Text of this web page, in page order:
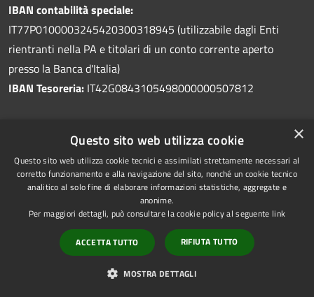
IBAN contabilità speciale:
IT77P0100003245420300318945 (utilizzabile dagli Enti
rientranti nella PA e titolari di un conto corrente aperto
presso la Banca d'Italia)
IBAN Tesoreria: IT42G0843105498000000507812
Prenotazione appuntamento
Segnalazione disservizio
Richiesta di assistenza
×
Questo sito web utilizza cookie
Questo sito web utilizza cookie tecnici e assimilati strettamente necessari al
corretto funzionamento e alla navigazione del sito, nonché un cookie tecnico
analitico al solo fine di elaborare informazioni statistiche, aggregate e
anonime.
Per maggiori dettagli, può consultare la cookie policy al seguente link
ACCETTA TUTTO RIFIUTA TUTTO
MOSTRA DETTAGLI